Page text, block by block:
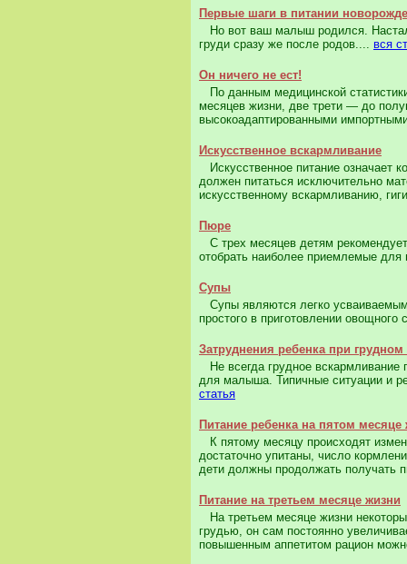
Первые шаги в питании
Но вот ваш малыш родился. Настал
груди сразу же после родов.... вся
Он ничего не ест!
По данным медицинской
месяцев жизни, две трети — до
высокоадаптированными
Искусственное вскармливание
Искусственное питание означает
должен питаться исключительно
искусственному вскармливанию,
Пюре
С трех месяцев детям
отобрать наиболее приемлемые
Супы
Супы являются легко
простого в приготовлении овощного
Затруднения ребенка при
Не всегда грудное вскармливание
для малыша. Типичные ситуации и
статья
Питание ребенка на пятом месяце
К пятому месяцу происходят
достаточно упитаны, число
дети должны продолжать получать
Питание на третьем месяце жизни
На третьем месяце жизни
грудью, он сам постоянно
повышенным аппетитом рацион